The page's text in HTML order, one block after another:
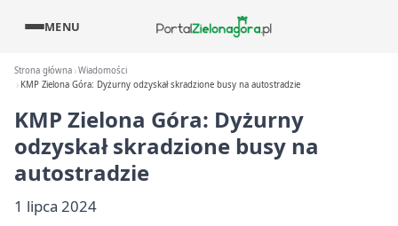
MENU
Strona główna Wiadomości
KMP Zielona Góra: Dyżurny odzyskał skradzione busy na autostradzie
KMP Zielona Góra: Dyżurny
odzyskał skradzione busy na
autostradzie
1 lipca 2024